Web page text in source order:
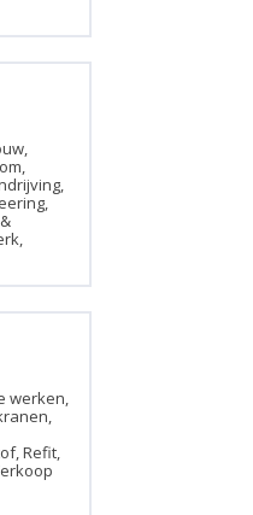
werken,
Refit,